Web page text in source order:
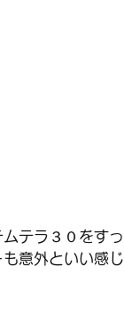
テラ３０をす
意外といい感じ